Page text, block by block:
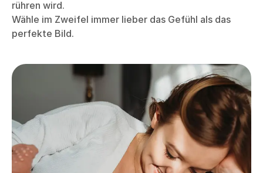
rühren wird.
Wähle im Zweifel immer lieber das Gefühl als das
perfekte Bild.